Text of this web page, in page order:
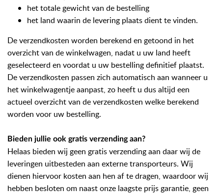
het totale gewicht van de bestelling
het land waarin de levering plaats dient te vinden.
De verzendkosten worden berekend en getoond in het
overzicht van de winkelwagen, nadat u uw land heeft
geselecteerd en voordat u uw bestelling definitief plaatst.
De verzendkosten passen zich automatisch aan wanneer u
het winkelwagentje aanpast, zo heeft u dus altijd een
actueel overzicht van de verzendkosten welke berekend
worden voor uw bestelling.
Bieden jullie ook gratis verzending aan?
Helaas bieden wij geen gratis verzending aan daar wij de
leveringen uitbesteden aan externe transporteurs. Wij
dienen hiervoor kosten aan hen af te dragen, waardoor wij
hebben besloten om naast onze laagste prijs garantie, geen